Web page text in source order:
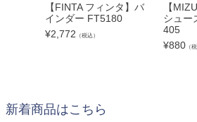
【FINTA フィンタ】バ
インダー FT5180
¥2,772 （税込）
【
シュー
405
¥880 （
新着商品はこちら